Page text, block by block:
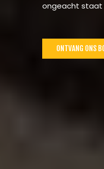
ongeacht staat
ONTVANG ONS